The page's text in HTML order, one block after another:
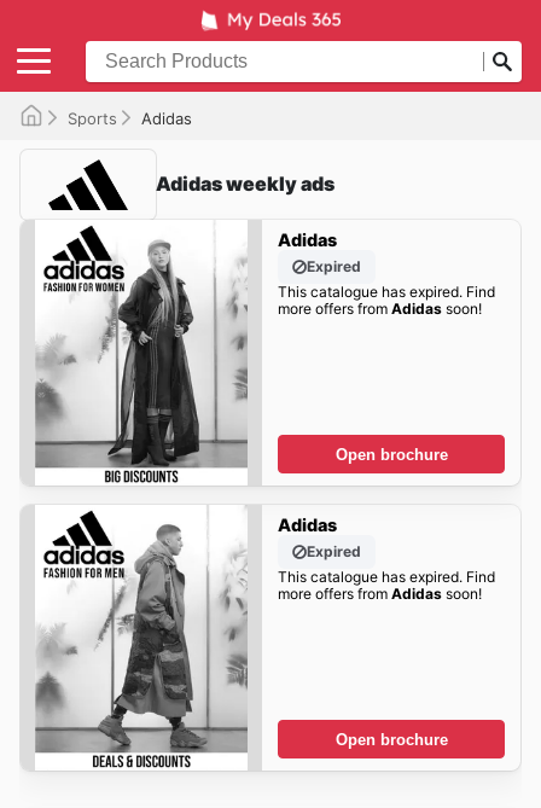
Sports Adidas
Adidas weekly ads
Adidas
Expired
This catalogue has expired. Find
more offers from Adidas soon!
Open brochure
Adidas
Expired
This catalogue has expired. Find
more offers from Adidassoon!
Open brochure